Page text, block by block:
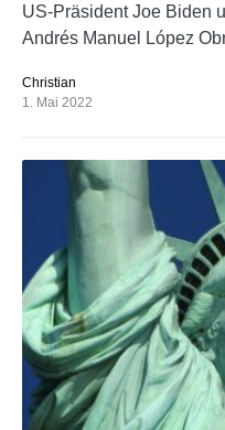
US-Präsident Joe Biden
Andrés Manuel López
Christian
1. Mai 2022